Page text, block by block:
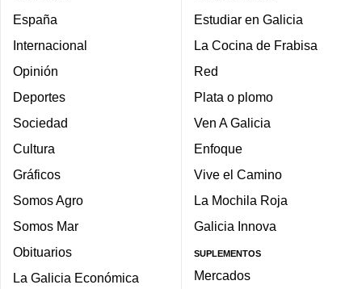
España
Internacional
Opinión
Deportes
Sociedad
Cultura
Gráficos
Somos Agro
Somos Mar
Obituarios
La Galicia Económica
Estudiar en Galicia
La Cocina de Frabisa
Red
Plata o plomo
Ven A Galicia
Enfoque
Vive el Camino
La Mochila Roja
Galicia Innova
SUPLEMENTOS
Mercados